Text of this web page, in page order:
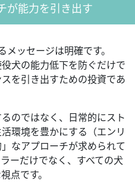
が能力を引き出す
ッセージは明確です。
犬の能力低下を防ぐだけで
を引き出すための投資であ
のではなく、日常的にスト
環境を豊かにする（エンリ
なアプローチが求められて
ーだけでなく、すべての犬
点です。